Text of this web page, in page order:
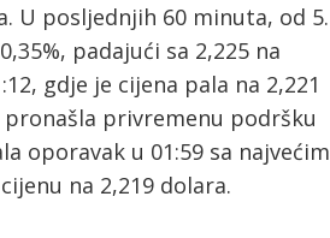
U posljednjih 60 minuta, od 5.
padajući sa 2,225 na
gdje je cijena pala na 2,221
pronašla privremenu podršku
oporavak u 01:59 sa najvećim
na 2,219 dolara.